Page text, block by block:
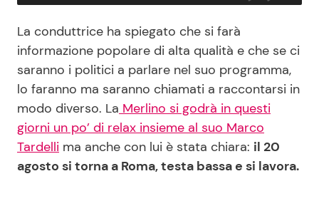
La conduttrice ha spiegato che si farà
informazione popolare di alta qualità e che se ci
saranno i politici a parlare nel suo programma,
lo faranno ma saranno chiamati a raccontarsi in
modo diverso. La Merlino si godrà in questi
giorni un po’ di relax insieme al suo Marco
Tardelli ma anche con lui è stata chiara: il 20
agosto si torna a Roma, testa bassa e si lavora.